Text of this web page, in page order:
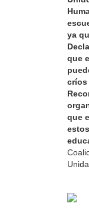
ya
que
críos
que